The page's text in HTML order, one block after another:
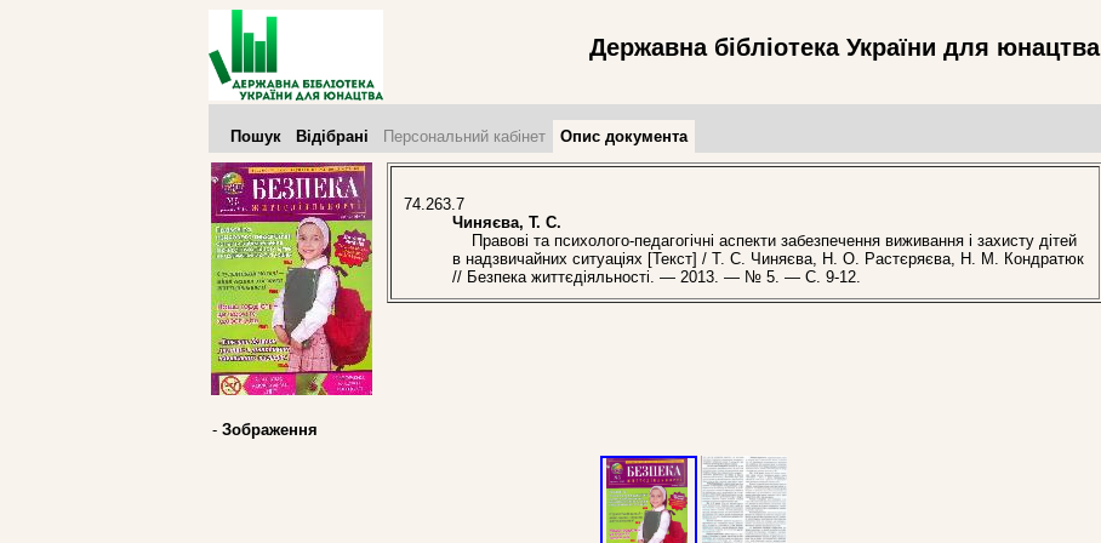
Державна бібліотека України для юнацтва
Пошук Відібрані Персональний кабінет Опис документа
74.263.7
Чиняєва, Т. С.
Правові та психолого-педагогічні аспекти забезпечення виживання і захисту дітей
в надзвичайних ситуаціях [Текст] / Т. С. Чиняєва, Н. О. Растєряєва, Н. М. Кондратюк
// Безпека життєдіяльності. — 2013. — № 5. — С. 9-12.
- Зображення